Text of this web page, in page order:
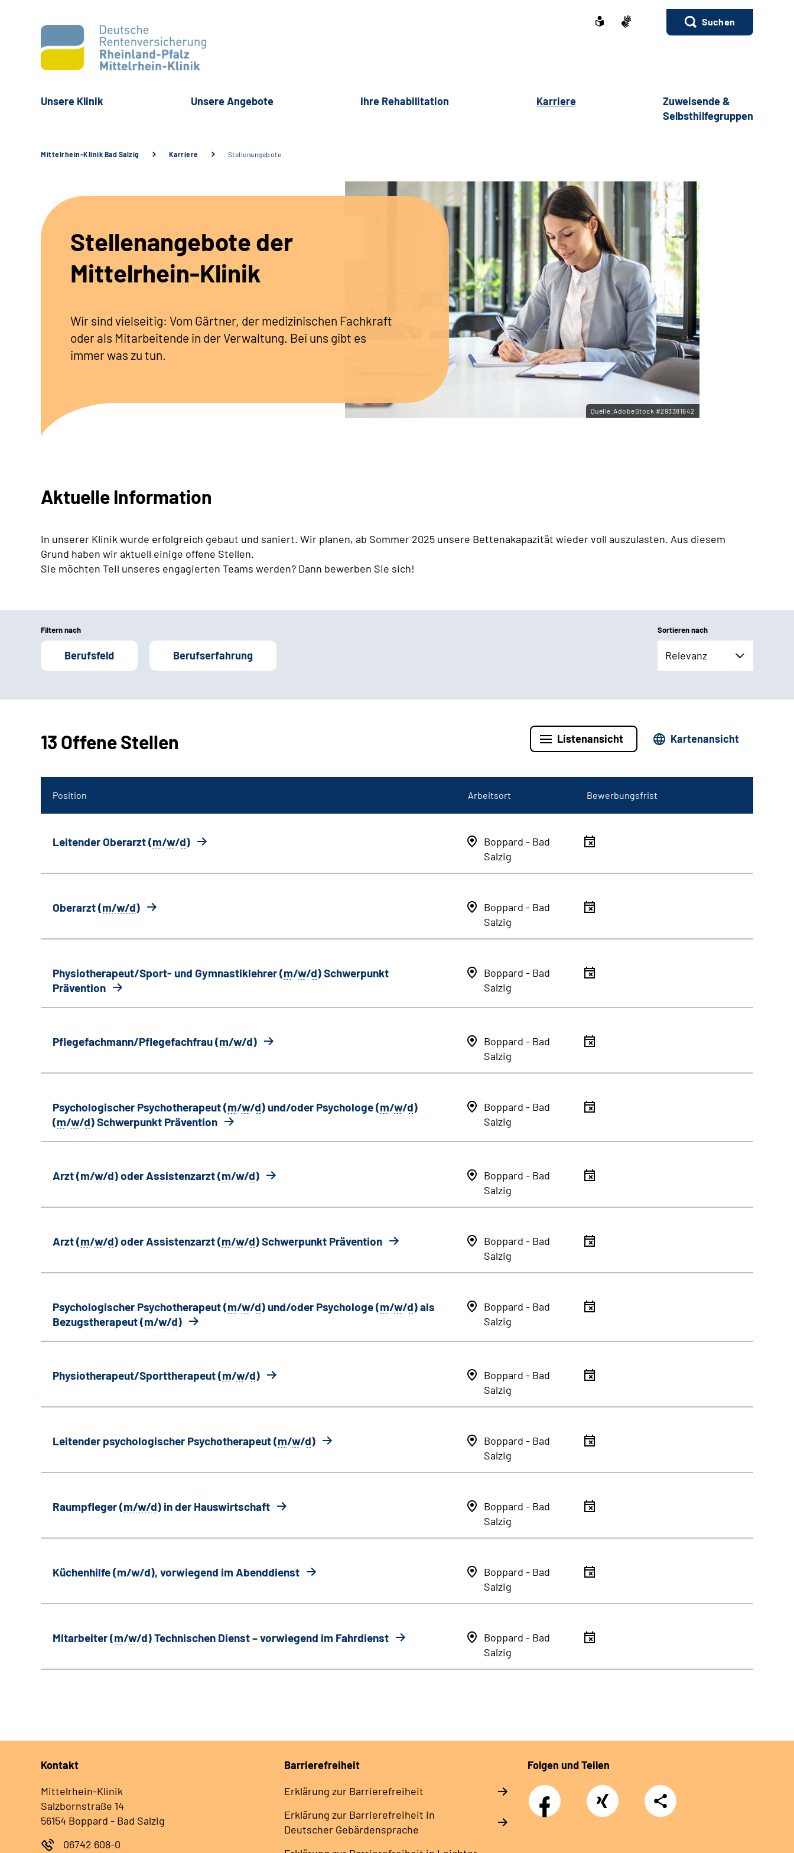
Suchen
Unsere Klinik Unsere Angebote Ihre Rehabilitation Karriere
Zuweisende &
Selbsthilfegruppen
Mittelrhein-Klinik Bad Salzig Karriere Stellenangebote
Stellenangebote der
Mittelrhein-Klinik
Wir sind vielseitig: Vom Gärtner, der medizinischen Fachkraft
oder als Mitarbeitende in der Verwaltung. Bei uns gibt es
immer was zu tun.
Quelle:AdobeStock #293381642
Aktuelle Information
In unserer Klinik wurde erfolgreich gebaut und saniert. Wir planen, ab Sommer 2025 unsere Bettenakapazität wieder voll auszulasten. Aus diesem
Grund haben wir aktuell einige offene Stellen.
Sie möchten Teil unseres engagierten Teams werden? Dann bewerben Sie sich!
Filtern nach
Berufsfeld Berufserfahrung
Sortieren nach
Relevanz
13 Offene Stellen Listenansicht Kartenansicht
Position Arbeitsort Bewerbungsfrist
Leitender Oberarzt (m/w/d)
Boppard - Bad
Salzig
Oberarzt (m/w/d)
Boppard - Bad
Salzig
Physiotherapeut/Sport- und Gymnastiklehrer (m/w/d) Schwerpunkt
Prävention
Boppard - Bad
Salzig
Pflegefachmann/Pflegefachfrau (m/w/d)
Boppard - Bad
Salzig
Psychologischer Psychotherapeut (m/w/d) und/oder Psychologe (m/w/d)
(m/w/d) Schwerpunkt Prävention
Boppard - Bad
Salzig
Arzt (m/w/d) oder Assistenzarzt (m/w/d)
Boppard - Bad
Salzig
Arzt (m/w/d) oder Assistenzarzt (m/w/d) Schwerpunkt Prävention
Boppard - Bad
Salzig
Psychologischer Psychotherapeut (m/w/d) und/oder Psychologe (m/w/d) als
Bezugstherapeut (m/w/d)
Boppard - Bad
Salzig
Physiotherapeut/Sporttherapeut (m/w/d)
Boppard - Bad
Salzig
Leitender psychologischer Psychotherapeut (m/w/d)
Boppard - Bad
Salzig
Raumpfleger (m/w/d) in der Hauswirtschaft
Boppard - Bad
Salzig
Küchenhilfe (m/w/d), vorwiegend im Abenddienst
Boppard - Bad
Salzig
Mitarbeiter (m/w/d) Technischen Dienst – vorwiegend im Fahrdienst
Boppard - Bad
Salzig
Kontakt
Mittelrhein-Klinik
Salzbornstraße 14
56154 Boppard - Bad Salzig
06742 608-0
Barrierefreiheit
Erklärung zur Barrierefreiheit
Erklärung zur Barrierefreiheit in
Deutscher Gebärdensprache
Folgen und Teilen
Facebook Xing
Teilen